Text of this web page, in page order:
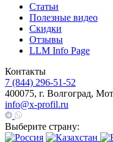
Статьи
Полезные видео
Скидки
Отзывы
LLM Info Page
Контакты
7 (844) 296-51-52
400075, г. Волгоград,
info@x-profil.ru
Выберите страну: